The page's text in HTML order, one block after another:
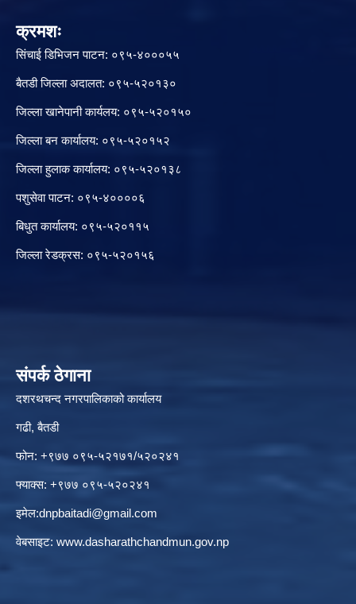
क्रमशः
सिंचाई डिभिजन पाटन: ०९५-४०००५५
बैतडी जिल्ला अदालत: ०९५-५२०१३०
जिल्ला खानेपानी कार्यलय: ०९५-५२०१५०
जिल्ला बन कार्यालय: ०९५-५२०१५२
जिल्ला हुलाक कार्यालय: ०९५-५२०१३८
पशुसेवा पाटन: ०९५-४००००६
बिधुत कार्यालय: ०९५-५२०११५
जिल्ला रेडक्रस: ०९५-५२०१५६
संपर्क ठेगाना
दशरथचन्द नगरपालिकाको कार्यालय
गढी, बैतडी
फोन: +९७७ ०९५-५२१७१/५२०२४१
फ्याक्स: +९७७ ०९५-५२०२४१
इमेल:dnpbaitadi@gmail.com
वेबसाइट: www.dasharathchandmun.gov.np